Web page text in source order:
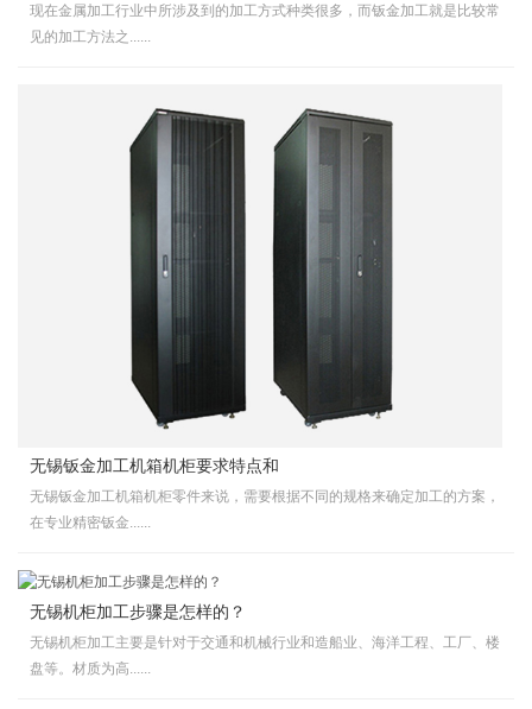
现在金属加工行业中所涉及到的加工方式种类很多，而钣金加工就是比较常
见的加工方法之......
无锡钣金加工机箱机柜要求特点和
无锡钣金加工机箱机柜零件来说，需要根据不同的规格来确定加工的方案，
在专业精密钣金......
无锡机柜加工步骤是怎样的？
无锡机柜加工主要是针对于交通和机械行业和造船业、海洋工程、工厂、楼
盘等。材质为高......